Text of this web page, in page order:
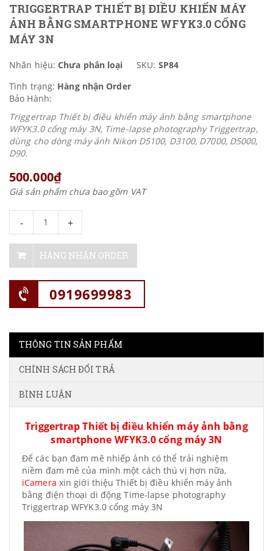
TRIGGERTRAP THIẾT BỊ ĐIỀU KHIỂN MÁY
ẢNH BẰNG SMARTPHONE WFYK3.0 CỔNG
MÁY 3N
Nhãn hiệu: Chưa phân loại SKU: SP84
Tình trạng: Hàng nhận Order
Bảo Hành:
Triggertrap Thiết bị điều khiển máy ảnh bằng smartphone
WFYK3.0 cổng máy 3N, Time-lapse photography Triggertrap,
dùng cho dòng máy ảnh Nikon D5100, D3100, D7000, D5000,
D90.
500.000₫
Giá sản phẩm chưa bao gồm VAT
- +
HÀNG NHẬN ORDER
0919699983
THÔNG TIN SẢN PHẨM
CHÍNH SÁCH ĐỔI TRẢ
BÌNH LUẬN
Triggertrap Thiết bị điều khiển máy ảnh bằng
smartphone WFYK3.0 cổng máy 3N
Để các bạn đam mê nhiếp ảnh có thể trải nghiệm
niềm đam mê của mình một cách thú vị hơn nữa,
iCamera xin giới thiệu Thiết bị điều khiển máy ảnh
bằng điện thoại di động Time-lapse photography
Triggertrap WFYK3.0 cổng máy 3N